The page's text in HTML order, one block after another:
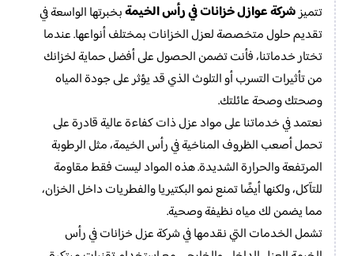
تتميزشركة عوازل خزانات في رأس الخيمةبخبرتها الواسعة في
تقديم حلول متخصصة لعزل الخزانات بمختلف أنواعها. عندما
تختار خدماتنا، فأنت تضمن الحصول على أفضل حماية لخزانك
من تأثيرات التسرب أو التلوث الذي قد يؤثر على جودة المياه
وصحتك وصحة عائلتك.
نعتمد في خدماتنا على مواد عزل ذات كفاءة عالية قادرة على
تحمل أصعب الظروف المناخية في رأس الخيمة، مثل الرطوبة
المرتفعة والحرارة الشديدة. هذه المواد ليست فقط مقاومة
للتآكل، ولكنها أيضًا تمنع نمو البكتيريا والفطريات داخل الخزان،
مما يضمن لك مياه نظيفة وصحية.
تشمل الخدمات التي نقدمها في شركة عزل خزانات في رأس